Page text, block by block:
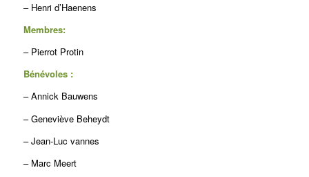
– Henri d’Haenens
Membres:
– Pierrot Protin
Bénévoles :
– Annick Bauwens
– Geneviève Beheydt
– Jean-Luc vannes
– Marc Meert